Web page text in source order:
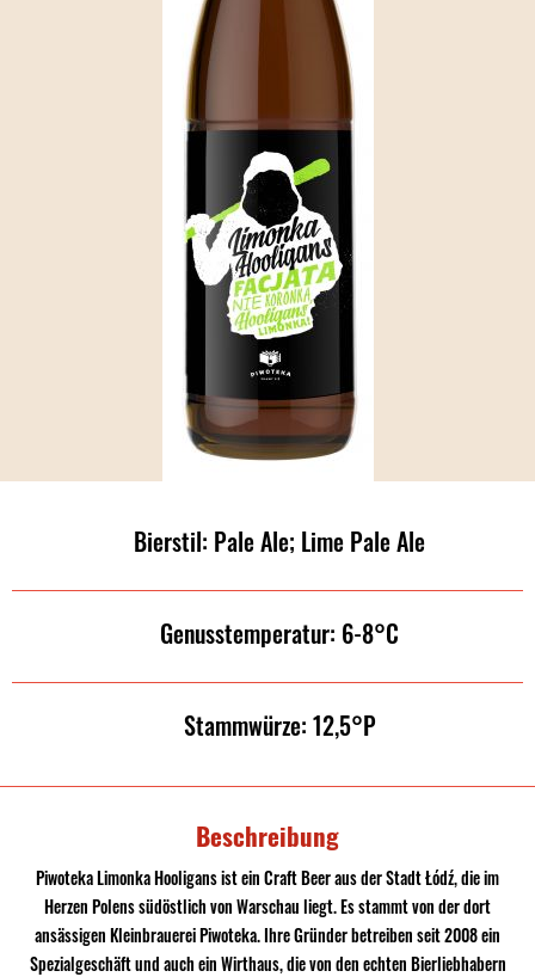
Bierstil: Pale Ale; Lime Pale Ale
Genusstemperatur: 6-8°C
Stammwürze: 12,5°P
Beschreibung
Piwoteka Limonka Hooligans ist ein Craft Beer aus der Stadt Łódź, die im
Herzen Polens südöstlich von Warschau liegt. Es stammt von der dort
ansässigen Kleinbrauerei Piwoteka. Ihre Gründer betreiben seit 2008 ein
Spezialgeschäft und auch ein Wirthaus, die von den echten Bierliebhabern